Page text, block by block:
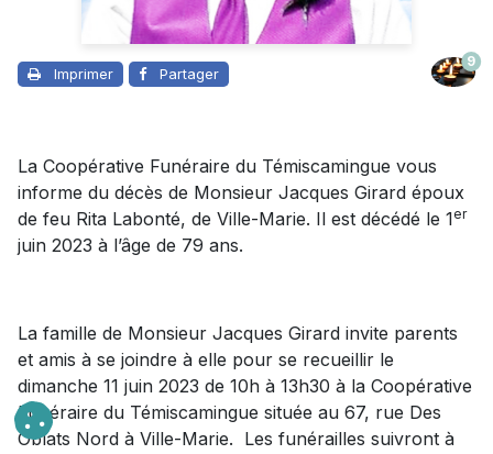
Imprimer Partager
9
La Coopérative Funéraire du Témiscamingue vous
informe du décès de Monsieur Jacques Girard époux
de feu Rita Labonté, de Ville-Marie. Il est décédé le 1er
juin 2023 à l’âge de 79 ans.
La famille de Monsieur Jacques Girard invite parents
et amis à se joindre à elle pour se recueillir le
dimanche 11 juin 2023 de 10h à 13h30 à la Coopérative
Funéraire du Témiscamingue située au 67, rue Des
Oblats Nord à Ville-Marie. Les funérailles suivront à